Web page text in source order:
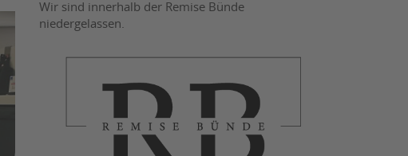
Wir sind innerhalb der Remise Bünde
niedergelassen.